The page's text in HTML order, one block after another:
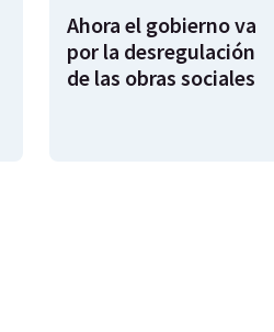
Ahora el gobierno va
por la desregulación
de las obras sociales